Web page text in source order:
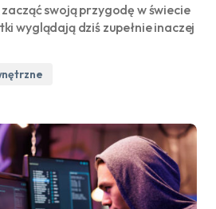
swoją przygodę w świecie
wyglądają dziś zupełnie inaczej